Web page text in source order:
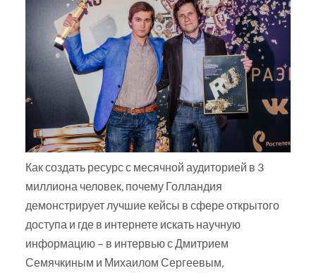
Как создать ресурс с месячной аудиторией в 3
миллиона человек, почему Голландия
демонстрирует лучшие кейсы в сфере открытого
доступа и где в интернете искать научную
информацию – в интервью с Дмитрием
Семячкиным и Михаилом Сергеевым,